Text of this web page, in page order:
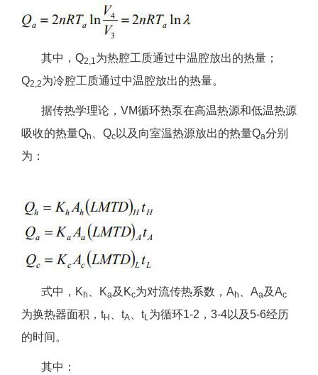
其中，Q2,1为热腔工质通过中温腔放出的热量；
Q2,2为冷腔工质通过中温腔放出的热量。
据传热学理论，VM循环热泵在高温热源和低温热源
吸收的热量Qh 、Qc 以及向室温热源放出的热量Qa分别
为：
式中，K h 、Ka及Kc为对流传热系数，A h 、Aa及Ac
为换热器面积，tH 、tA 、tL为循环1-2，3-4以及5-6经历
的时间。
其中：